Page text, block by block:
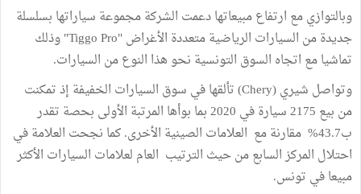
وبالتوازي مع ارتفاع مبيعاتها دعمت الشركة مجموعة سياراتها بسلسلة
جديدة من السيارات الرياضية متعددة الأغراض "Tiggo Pro" وذلك
تماشيا مع اتجاه السوق التونسية نحو هذا النوع من السيارات.
وتواصل شيري (Chery) تألقها في سوق السيارات الخفيفة إذ تمكنت
من بيع 2175 سيارة في 2020 بما بوأها المرتبة الأولى بحصة تقدر
ب43.7% مقارنة مع العلامات الصينية الأخرى. كما نجحت العلامة في
احتلال المركز السابع من حيث الترتيب العام لعلامات السيارات الأكثر
مبيعا في تونس.